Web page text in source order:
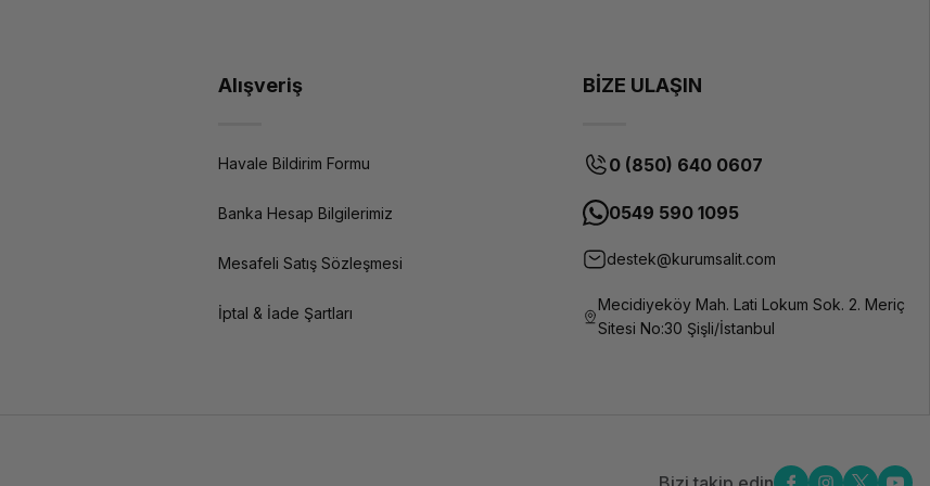
Alışveriş
Havale Bildirim Formu
Banka Hesap Bilgilerimiz
Mesafeli Satış Sözleşmesi
İptal & İade Şartları
BİZE ULAŞIN
0 (850) 640 0607
0549 590 1095
destek@kurumsalit.com
Mecidiyeköy Mah. Lati Lokum Sok. 2. Meriç
Sitesi No:30 Şişli/İstanbul